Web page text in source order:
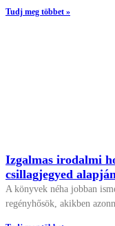
Tudj meg többet »
Izgalmas irodalmi
csillagjegyed
A könyvek néha jobban
regényhősök, akikben